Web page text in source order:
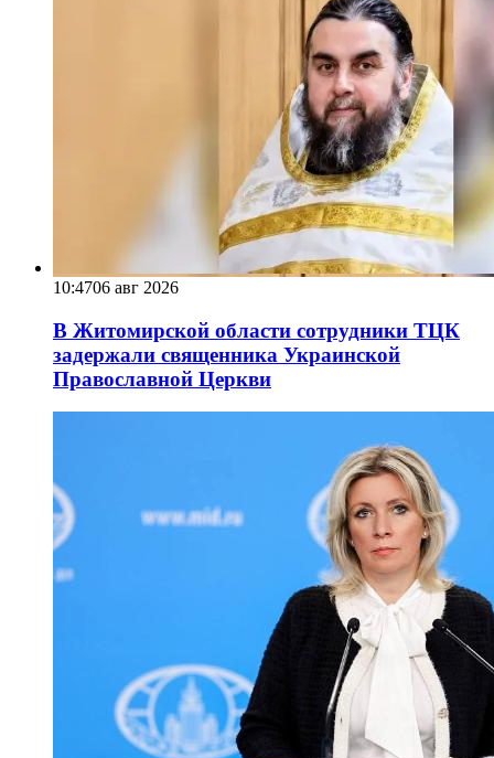
10:4706 авг 2026
В Житомирской области сотрудники ТЦК
задержали священника Украинской
Православной Церкви